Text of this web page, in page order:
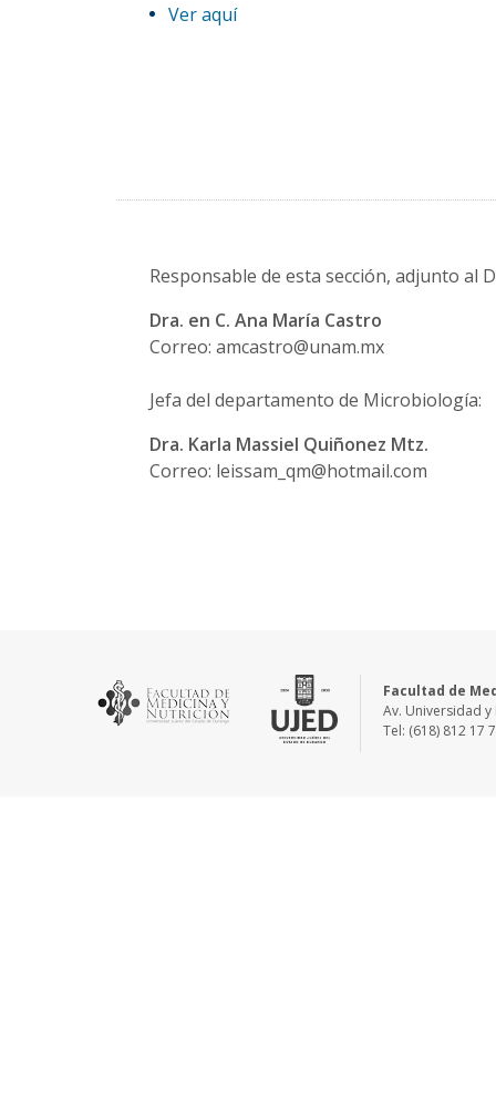
Ver aquí
Responsable de esta sección, adjunto al
Dra. en C. Ana María Castro
Correo: amcastro@unam.mx
Jefa del departamento de Microbiología:
Dra. Karla Massiel Quiñonez Mtz.
Correo: leissam_qm@hotmail.com
Facultad de
Av. Universidad y
Tel: (618) 812 17